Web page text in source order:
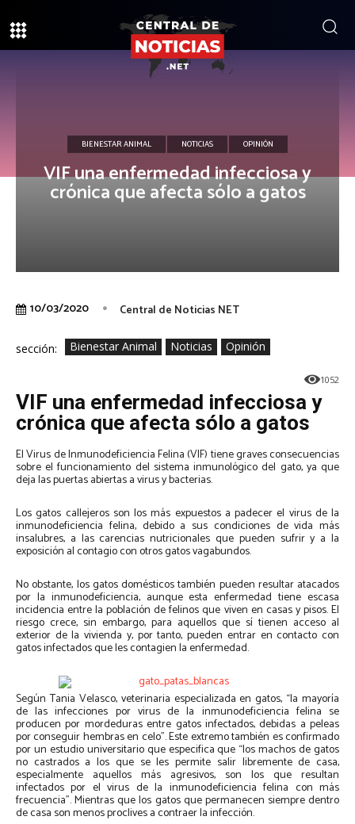
BIENESTAR ANIMAL NOTICIAS OPINIÓN
VIF una enfermedad infecciosa y
crónica que afecta sólo a gatos
10/03/2020 Central de Noticias NET
sección: Bienestar Animal Noticias Opinión
1052
VIF una enfermedad infecciosa y
crónica que afecta sólo a gatos
El Virus de Inmunodeficiencia Felina (VIF) tiene graves consecuencias
sobre el funcionamiento del sistema inmunológico del gato, ya que
deja las puertas abiertas a virus y bacterias.
Los gatos callejeros son los más expuestos a padecer el virus de la
inmunodeficiencia felina, debido a sus condiciones de vida más
insalubres, a las carencias nutricionales que pueden sufrir y a la
exposición al contagio con otros gatos vagabundos.
No obstante, los gatos domésticos también pueden resultar atacados
por la inmunodeficiencia, aunque esta enfermedad tiene escasa
incidencia entre la población de felinos que viven en casas y pisos. El
riesgo crece, sin embargo, para aquellos que sí tienen acceso al
exterior de la vivienda y, por tanto, pueden entrar en contacto con
gatos infectados que les contagien la enfermedad.
Según Tania Velasco, veterinaria especializada en gatos, “la mayoría
de las infecciones por virus de la inmunodeficiencia felina se
producen por mordeduras entre gatos infectados, debidas a peleas
por conseguir hembras en celo”. Este extremo también es confirmado
por un estudio universitario que especifica que “los machos de gatos
no castrados a los que se les permite salir libremente de casa,
especialmente aquellos más agresivos, son los que resultan
infectados por el virus de la inmunodeficiencia felina con más
frecuencia”. Mientras que los gatos que permanecen siempre dentro
de casa son menos proclives a contraer la infección.